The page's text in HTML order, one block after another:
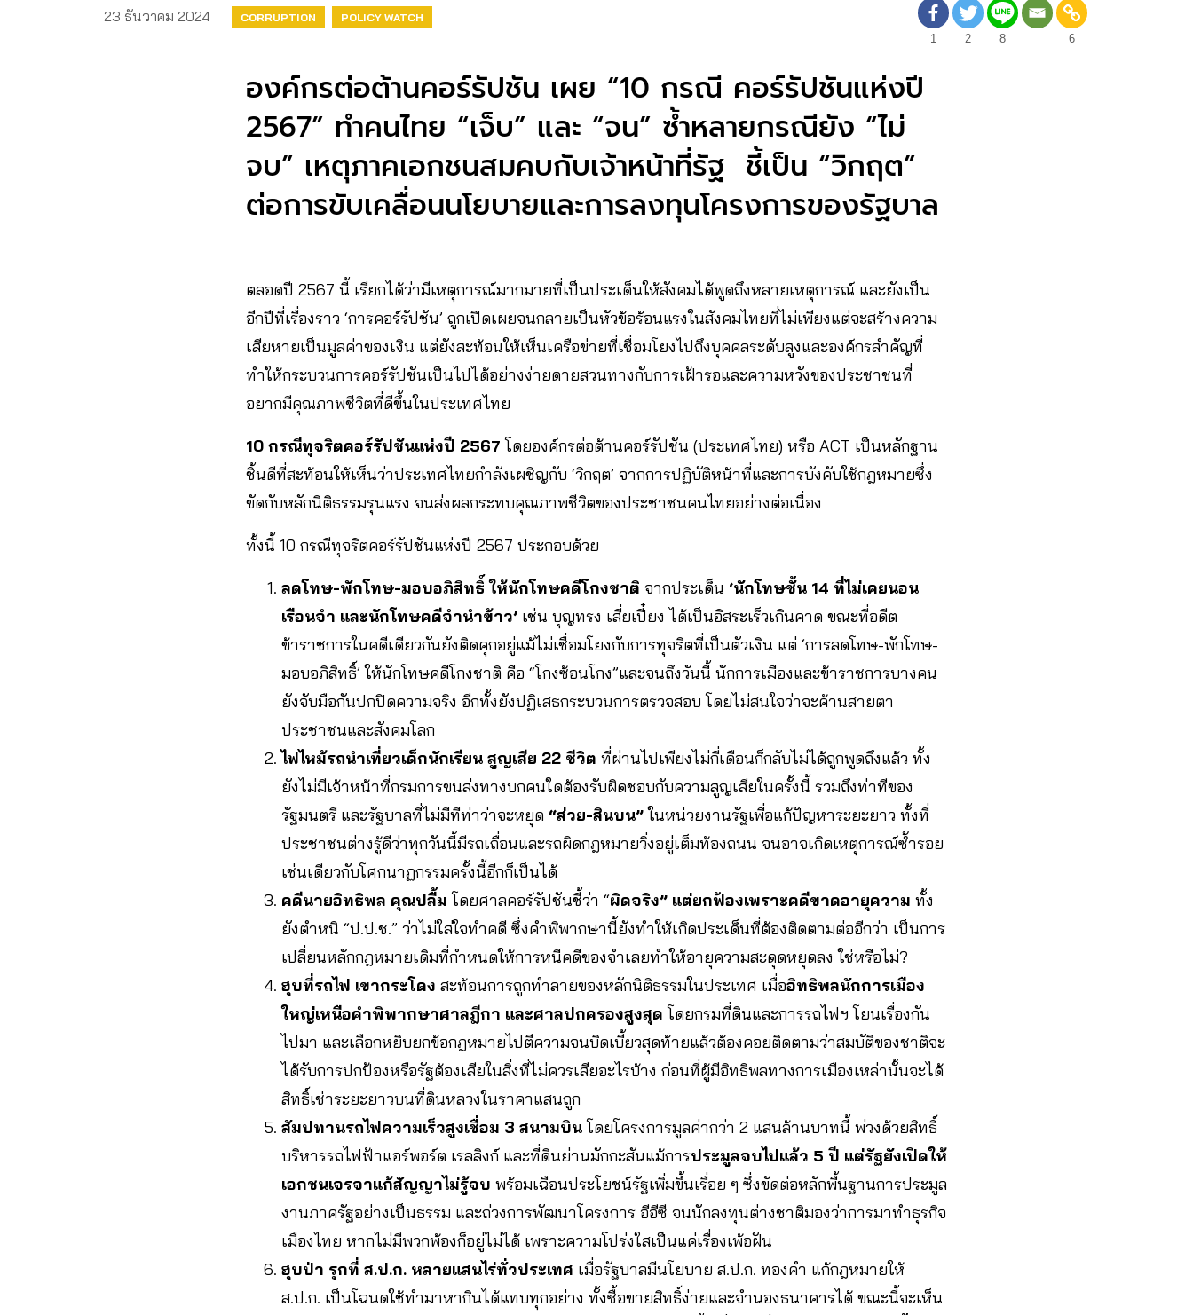
23 ธันวาคม 2024 CORRUPTION
POLICY WATCH
1
2 8 6
องค์กรต่อต้านคอร์รัปชัน เผย “10 กรณี คอร์รัปชันแห่งปี
2567” ทำคนไทย “เจ็บ” และ “จน” ซ้ำหลายกรณียัง “ไม่
จบ” เหตุภาคเอกชนสมคบกับเจ้าหน้าที่รัฐ ชี้เป็น “วิกฤต”
ต่อการขับเคลื่อนนโยบายและการลงทุนโครงการของรัฐบาล
ตลอดปี 2567 นี้ เรียกได้ว่ามีเหตุการณ์มากมายที่เป็นประเด็นให้สังคมได้พูดถึงหลายเหตุการณ์ และยังเป็น
อีกปีที่เรื่องราว ‘การคอร์รัปชัน’ ถูกเปิดเผยจนกลายเป็นหัวข้อร้อนแรงในสังคมไทยที่ไม่เพียงแต่จะสร้างความ
เสียหายเป็นมูลค่าของเงิน แต่ยังสะท้อนให้เห็นเครือข่ายที่เชื่อมโยงไปถึงบุคคลระดับสูงและองค์กรสำคัญที่
ทำให้กระบวนการคอร์รัปชันเป็นไปได้อย่างง่ายดายสวนทางกับการเฝ้ารอและความหวังของประชาชนที่
อยากมีคุณภาพชีวิตที่ดีขึ้นในประเทศไทย
10 กรณีทุจริตคอร์รัปชันแห่งปี 2567 โดยองค์กรต่อต้านคอร์รัปชัน (ประเทศไทย) หรือ ACT เป็นหลักฐาน
ชิ้นดีที่สะท้อนให้เห็นว่าประเทศไทยกำลังเผชิญกับ ‘วิกฤต’ จากการปฏิบัติหน้าที่และการบังคับใช้กฎหมายซึ่ง
ขัดกับหลักนิติธรรมรุนแรง จนส่งผลกระทบคุณภาพชีวิตของประชาชนคนไทยอย่างต่อเนื่อง
ทั้งนี้ 10 กรณีทุจริตคอร์รัปชันแห่งปี 2567 ประกอบด้วย
ลดโทษ-พักโทษ-มอบอภิสิทธิ์ ให้นักโทษคดีโกงชาติ จากประเด็น ‘นักโทษชั้น 14 ที่ไม่เคยนอน
เรือนจำ และนักโทษคดีจำนำข้าว’ เช่น บุญทรง เสี่ยเปี๋ยง ได้เป็นอิสระเร็วเกินคาด ขณะที่อดีต
ข้าราชการในคดีเดียวกันยังติดคุกอยู่แม้ไม่เชื่อมโยงกับการทุจริตที่เป็นตัวเงิน แต่ ‘การลดโทษ-พักโทษ-
มอบอภิสิทธิ์’ ให้นักโทษคดีโกงชาติ คือ “โกงซ้อนโกง”และจนถึงวันนี้ นักการเมืองและข้าราชการบางคน
ยังจับมือกันปกปิดความจริง อีกทั้งยังปฏิเสธกระบวนการตรวจสอบ โดยไม่สนใจว่าจะค้านสายตา
ประชาชนและสังคมโลก
ไฟไหม้รถนำเที่ยวเด็กนักเรียน สูญเสีย 22 ชีวิต ที่ผ่านไปเพียงไม่กี่เดือนก็กลับไม่ได้ถูกพูดถึงแล้ว ทั้ง
ยังไม่มีเจ้าหน้าที่กรมการขนส่งทางบกคนใดต้องรับผิดชอบกับความสูญเสียในครั้งนี้ รวมถึงท่าทีของ
รัฐมนตรี และรัฐบาลที่ไม่มีทีท่าว่าจะหยุด “ส่วย-สินบน”ในหน่วยงานรัฐเพื่อแก้ปัญหาระยะยาว ทั้งที่
ประชาชนต่างรู้ดีว่าทุกวันนี้มีรถเถื่อนและรถผิดกฎหมายวิ่งอยู่เต็มท้องถนน จนอาจเกิดเหตุการณ์ซ้ำรอย
เช่นเดียวกับโศกนาฏกรรมครั้งนี้อีกก็เป็นได้
คดีนายอิทธิพล คุณปลื้มโดยศาลคอร์รัปชันชี้ว่า “ผิดจริง” แต่ยกฟ้องเพราะคดีขาดอายุความ ทั้ง
ยังตำหนิ “ป.ป.ช.” ว่าไม่ใส่ใจทำคดี ซึ่งคำพิพากษานี้ยังทำให้เกิดประเด็นที่ต้องติดตามต่ออีกว่า เป็นการ
เปลี่ยนหลักกฎหมายเดิมที่กำหนดให้การหนีคดีของจำเลยทำให้อายุความสะดุดหยุดลง ใช่หรือไม่?
ฮุบที่รถไฟ เขากระโดง สะท้อนการถูกทำลายของหลักนิติธรรมในประเทศ เมื่ออิทธิพลนักการเมือง
ใหญ่เหนือคำพิพากษาศาลฎีกา และศาลปกครองสูงสุด โดยกรมที่ดินและการรถไฟฯ โยนเรื่องกัน
ไปมา และเลือกหยิบยกข้อกฎหมายไปตีความจนบิดเบี้ยวสุดท้ายแล้วต้องคอยติดตามว่าสมบัติของชาติจะ
ได้รับการปกป้องหรือรัฐต้องเสียในสิ่งที่ไม่ควรเสียอะไรบ้าง ก่อนที่ผู้มีอิทธิพลทางการเมืองเหล่านั้นจะได้
สิทธิ์เช่าระยะยาวบนที่ดินหลวงในราคาแสนถูก
สัมปทานรถไฟความเร็วสูงเชื่อม 3 สนามบินโดยโครงการมูลค่ากว่า 2 แสนล้านบาทนี้ พ่วงด้วยสิทธิ์
บริหารรถไฟฟ้าแอร์พอร์ต เรลลิงก์ และที่ดินย่านมักกะสันแม้การประมูลจบไปแล้ว 5 ปี แต่รัฐยังเปิดให้
เอกชนเจรจาแก้สัญญาไม่รู้จบ พร้อมเฉือนประโยชน์รัฐเพิ่มขึ้นเรื่อย ๆ ซึ่งขัดต่อหลักพื้นฐานการประมูล
งานภาครัฐอย่างเป็นธรรม และถ่วงการพัฒนาโครงการ อีอีซี จนนักลงทุนต่างชาติมองว่าการมาทำธุรกิจ
เมืองไทย หากไม่มีพวกพ้องก็อยู่ไม่ได้ เพราะความโปร่งใสเป็นแค่เรื่องเพ้อฝัน
ฮุบป่า รุกที่ ส.ป.ก. หลายแสนไร่ทั่วประเทศ เมื่อรัฐบาลมีนโยบาย ส.ป.ก. ทองคำ แก้กฎหมายให้
ส.ป.ก. เป็นโฉนดใช้ทำมาหากินได้แทบทุกอย่าง ทั้งซื้อขายสิทธิ์ง่ายและจำนองธนาคารได้ ขณะนี้จะเห็น